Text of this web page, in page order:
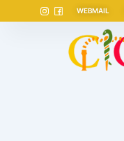
WEBMAIL